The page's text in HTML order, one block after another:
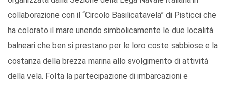
collaborazione con il “Circolo Basilicatavela” di Pisticci che
ha colorato il mare unendo simbolicamente le due località
balneari che ben si prestano per le loro coste sabbiose e la
costanza della brezza marina allo svolgimento di attività
della vela. Folta la partecipazione di imbarcazioni e